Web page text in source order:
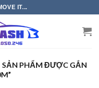
IT...
SẢN PHẨM ĐƯỢC GẮN